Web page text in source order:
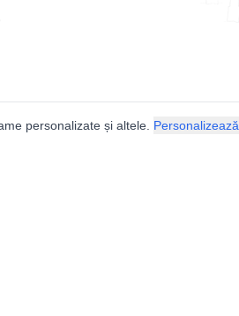
personalizate și altele. Personalizează